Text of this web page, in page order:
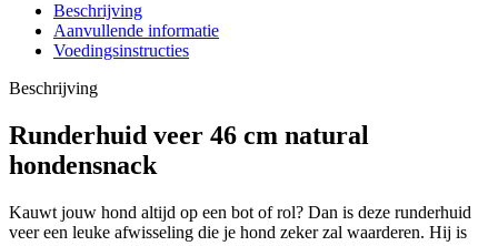
Beschrijving
Aanvullende informatie
Voedingsinstructies
Beschrijving
Runderhuid veer 46 cm natural
hondensnack
Kauwt jouw hond altijd op een bot of rol? Dan is deze runderhuid
veer een leuke afwisseling die je hond zeker zal waarderen. Hij is